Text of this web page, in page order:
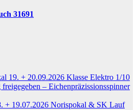
31691
19. + 20.09.2026 Klasse Elektro 1/10
– Eichenpräzissionsspinner
+ 19.07.2026 Norispokal & SK Lauf